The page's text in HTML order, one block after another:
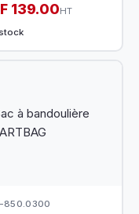
139.00HT
850.0300